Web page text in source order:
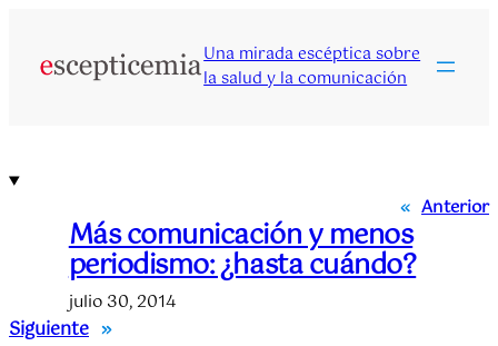
contenido
Una mirada escéptica sobre
la salud y la comunicación
« Anterior
Más comunicación y menos
periodismo: ¿hasta cuándo?
julio 30, 2014
Siguiente »